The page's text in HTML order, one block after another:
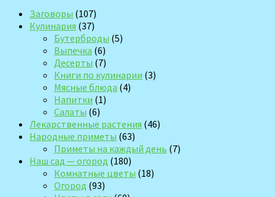
Заговоры (107)
Кулинария (37)
Бутерброды (5)
Выпечка (6)
Десерты (7)
Книги по кулинарии (3)
Мясные блюда (4)
Напитки (1)
Салаты (6)
Лекарственные растения (46)
Народные приметы (63)
Приметы на каждый день (7)
Наш сад — огород (180)
Комнатные цветы (18)
Огород (93)